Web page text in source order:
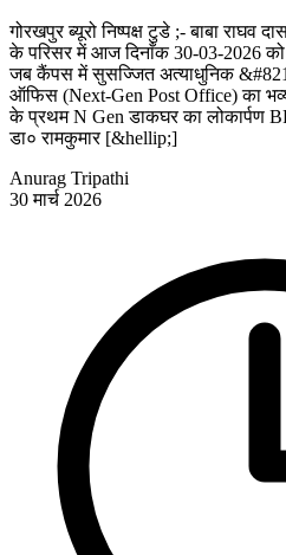
गोरखपुर ब्यूरो निष्पक्ष टुडे ;- बाबा
के परिसर में आज दिनाँक 30-03-2026
जब कैंपस में सुसज्जित अत्याधुनिक
ऑफिस (Next-Gen Post Office) का
के प्रथम N Gen डाकघर का लोकार्पण
डा० रामकुमार [&hellip;]
Anurag Tripathi
30 मार्च 2026